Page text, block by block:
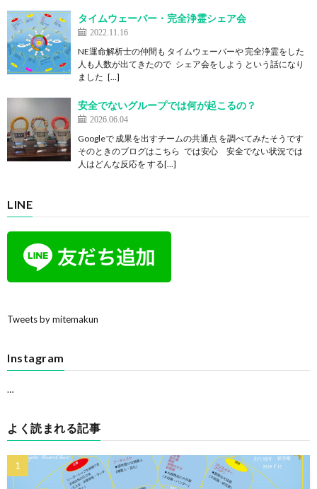
タイムウェーバー・完全浄霊シェア会
2022.11.16
NE運命解析士の仲間も タイムウェーバーや 完全浄霊をした
人も人数が出てきたので シェア会をしよう という話になり
ました […]
安全でないグループでは何が起こるの？
2026.06.04
Googleで 成果を出すチームの共通点 を調べてみたそうです
そのときのブログはこちら では安心 安全でない状況では
人はどんな反応を する[…]
LINE
Tweets by mitemakun
Instagram
…
よく読まれる記事